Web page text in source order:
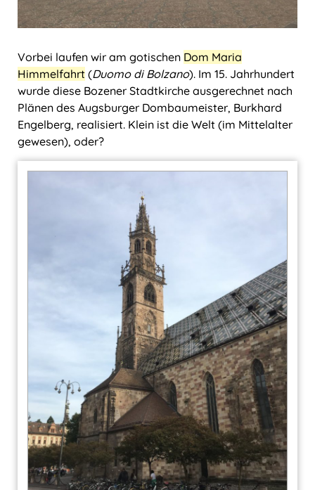
Vorbei laufen wir am gotischen Dom Maria
Himmelfahrt (Duomo di Bolzano). Im 15. Jahrhundert
wurde diese Bozener Stadtkirche ausgerechnet nach
Plänen des Augsburger Dombaumeister, Burkhard
Engelberg, realisiert. Klein ist die Welt (im Mittelalter
gewesen), oder?